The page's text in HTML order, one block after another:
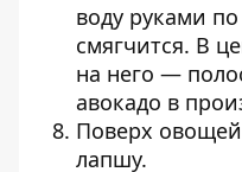
воду руками
смягчится. В
на него —
авокадо в
Поверх
лапшу.